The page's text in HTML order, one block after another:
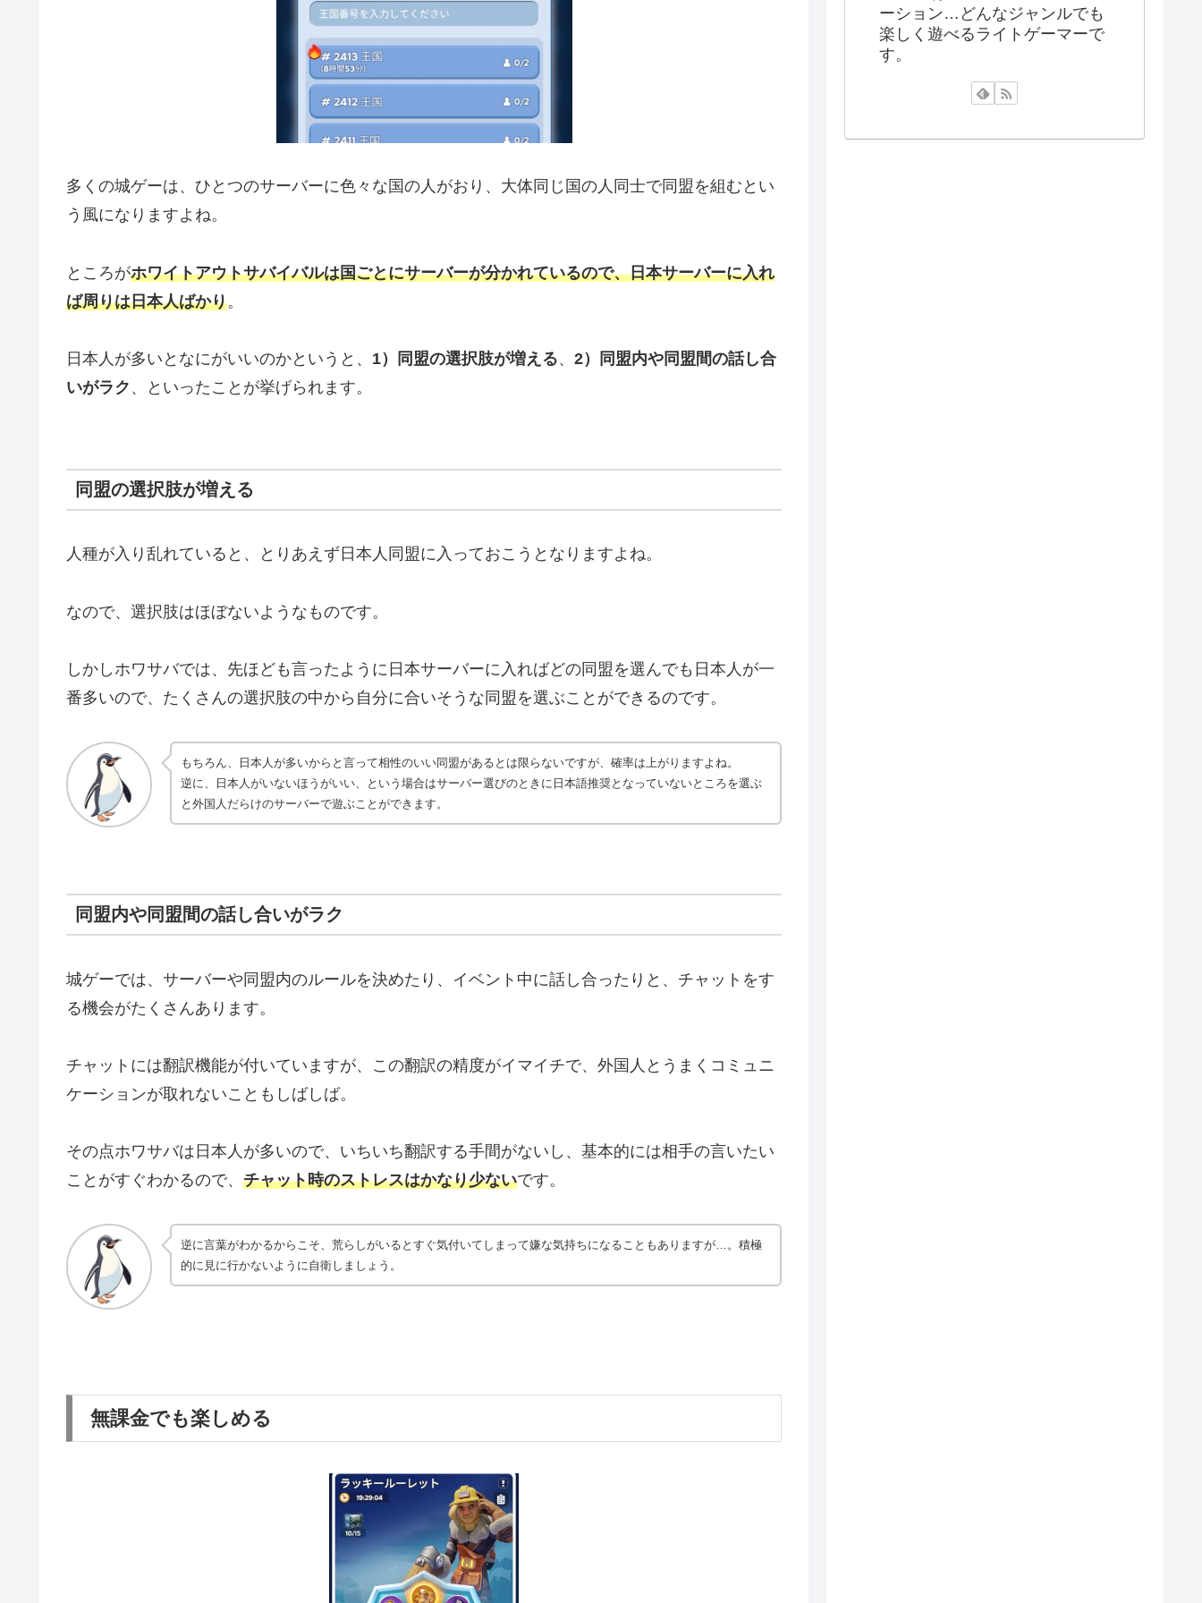
多くの城ゲーは、ひとつのサーバーに色々な国の人がおり、大体同じ国の人同士で同盟を組むとい
う風になりますよね。
ところがホワイトアウトサバイバルは国ごとにサーバーが分かれているので、日本サーバーに入れ
ば周りは日本人ばかり。
日本人が多いとなにがいいのかというと、 1）同盟の選択肢が増える、 2）同盟内や同盟間の話し合
いがラク 、といったことが挙げられます。
同盟の選択肢が増える
人種が入り乱れていると、とりあえず日本人同盟に入っておこうとなりますよね。
なので、選択肢はほぼないようなものです。
しかしホワサバでは、先ほども言ったように日本サーバーに入ればどの同盟を選んでも日本人が一
番多いので、たくさんの選択肢の中から自分に合いそうな同盟を選ぶことができるのです。
もちろん、日本人が多いからと言って相性のいい同盟があるとは限らないですが、確率は上がりますよね。
逆に、日本人がいないほうがいい、という場合はサーバー選びのときに日本語推奨となっていないところを選ぶ
と外国人だらけのサーバーで遊ぶことができます。
同盟内や同盟間の話し合いがラク
城ゲーでは、サーバーや同盟内のルールを決めたり、イベント中に話し合ったりと、チャットをす
る機会がたくさんあります。
チャットには翻訳機能が付いていますが、この翻訳の精度がイマイチで、外国人とうまくコミュニ
ケーションが取れないこともしばしば。
その点ホワサバは日本人が多いので、いちいち翻訳する手間がないし、基本的には相手の言いたい
ことがすぐわかるので、 チャット時のストレスはかなり少ないです。
逆に言葉がわかるからこそ、荒らしがいるとすぐ気付いてしまって嫌な気持ちになることもありますが…。積極
的に見に行かないように自衛しましょう。
無課金でも楽しめる
ーション…どんなジャンルでも
楽しく遊べるライトゲーマーで
す。